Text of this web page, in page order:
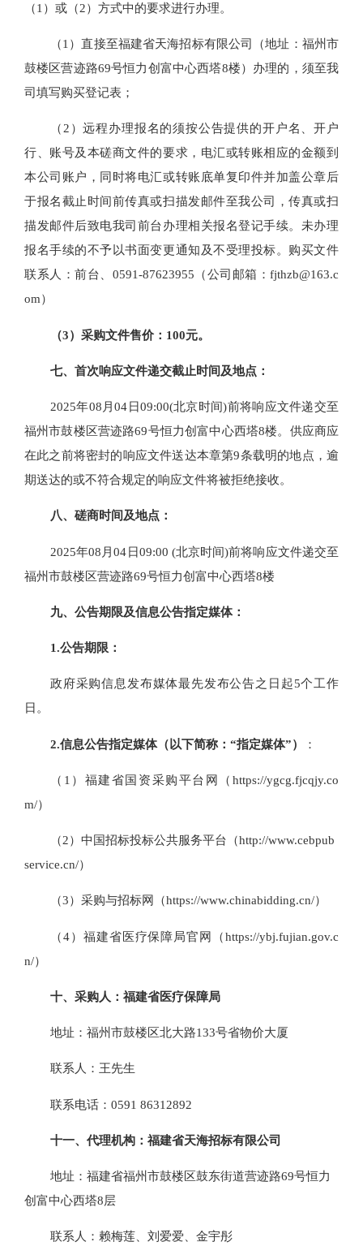
（1）或（2）方式中的要求进行办理。
（1）直接至福建省天海招标有限公司（地址：福州市
鼓楼区营迹路69号恒力创富中心西塔8楼）办理的，须至我
司填写购买登记表；
（ 2）远程办理报名的须按公告提供的开户名、开户
行、账号及本磋商文件的要求，电汇或转账相应的金额到
本公司账户，同时将电汇或转账底单复印件并加盖公章后
于报名截止时间前传真或扫描发邮件至我公司，传真或扫
描发邮件后致电我司前台办理相关报名登记手续。未办理
报名手续的不予以书面变更通知及不受理投标。购买文件
联系人：前台、 0591-87623955（公司邮箱：fjthzb@163.c
om）
（3）采购文件售价：100元。
七、首次响应文件递交截止时间及地点：
2025年08 月04日09:00(北京时间)前将响应文件递交至
福州市鼓楼区营迹路69号恒力创富中心西塔8楼。供应商应
在此之前将密封的响应文件送达本章第9条载明的地点，逾
期送达的或不符合规定的响应文件将被拒绝接收。
八、磋商时间及地点：
2025年08 月04日09:00 (北京时间)前将响应文件递交至
福州市鼓楼区营迹路69号恒力创富中心西塔8楼
九、公告期限及信息公告指定媒体：
1.公告期限：
政府采购信息发布媒体最先发布公告之日起5个工作
日。
2.信息公告指定媒体（以下简称：“指定媒体”） ：
（ 1）福建省国资采购平台网（https://ygcg.fjcqjy.co
m/）
（2）中国招标投标公共服务平台（http://www.cebpub
service.cn/）
（3）采购与招标网（https://www.chinabidding.cn/）
（4）福建省医疗保障局官网（https://ybj.fujian.gov.c
n/）
十、采购人：福建省医疗保障局
地址：福州市鼓楼区北大路133号省物价大厦
联系人： 王先生
联系电话： 0591 86312892
十一、代理机构：福建省天海招标有限公司
地址：福建省福州市鼓楼区鼓东街道营迹路69号恒力
创富中心西塔8层
联系人：赖梅莲、刘爱爱、 金宇彤